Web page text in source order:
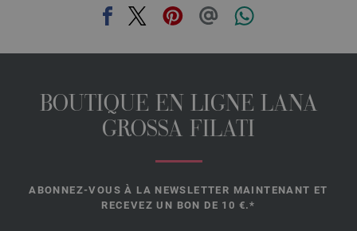
BOUTIQUE EN LIGNE LANA
GROSSA FILATI
ABONNEZ-VOUS À LA NEWSLETTER MAINTENANT ET
RECEVEZ UN BON DE 10 €.*